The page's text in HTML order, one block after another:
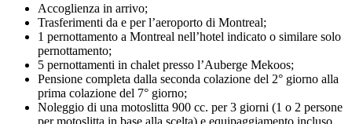
Accoglienza in arrivo;
Trasferimenti da e per l’aeroporto di Montreal;
1 pernottamento a Montreal nell’hotel indicato o similare solo
pernottamento;
5 pernottamenti in chalet presso l’Auberge Mekoos;
Pensione completa dalla seconda colazione del 2° giorno alla
prima colazione del 7° giorno;
Noleggio di una motoslitta 900 cc. per 3 giorni (1 o 2 persone
per motoslitta in base alla scelta) e equipaggiamento incluso